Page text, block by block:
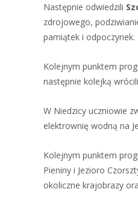
Następnie odwiedzili
zdrojowego,
pamiątek i odpoczynek.
Kolejnym punktem
następnie kolejką
W Niedzicy uczniowie
elektrownię wodną na
Kolejnym punktem
Pieniny i Jezioro
okoliczne krajobrazy